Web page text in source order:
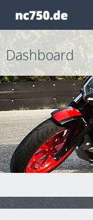
Dashboard